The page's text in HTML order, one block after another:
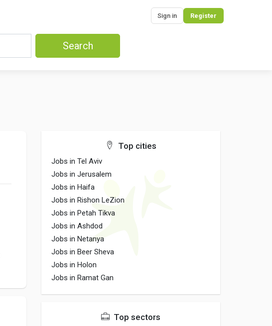
Sign in Register
Search
Top cities
Jobs in Tel Aviv
Jobs in Jerusalem
Jobs in Haifa
Jobs in Rishon LeZion
Jobs in Petah Tikva
Jobs in Ashdod
Jobs in Netanya
Jobs in Beer Sheva
Jobs in Holon
Jobs in Ramat Gan
Top sectors